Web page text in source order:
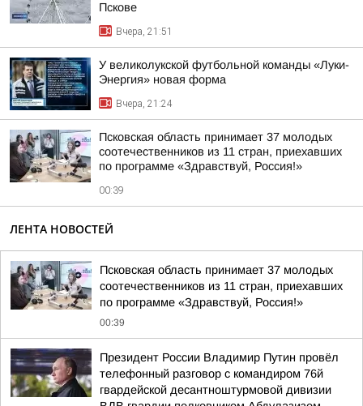
Пскове
Вчера, 21:51
У великолукской футбольной команды «Луки-
Энергия» новая форма
Вчера, 21:24
Псковская область принимает 37 молодых
соотечественников из 11 стран, приехавших
по программе «Здравствуй, Россия!»
00:39
ЛЕНТА НОВОСТЕЙ
Псковская область принимает 37 молодых
соотечественников из 11 стран, приехавших
по программе «Здравствуй, Россия!»
00:39
Президент России Владимир Путин провёл
телефонный разговор с командиром 76й
гвардейской десантноштурмовой дивизии